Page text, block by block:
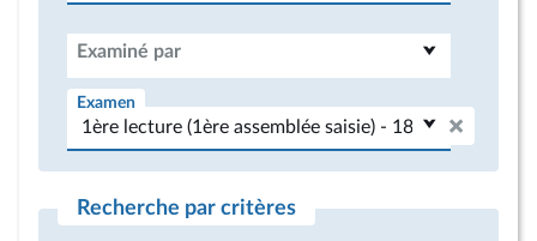
Examiné par
Examen
Recherche par critères